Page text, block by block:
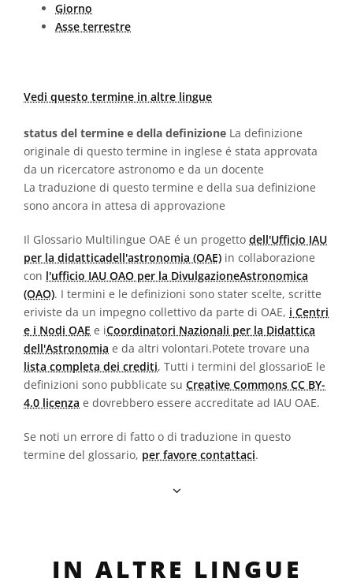
Giorno
Asse terrestre
Vedi questo termine in altre lingue
status del termine e della definizione La definizione
originale di questo termine in inglese é stata approvata
da un ricercatore astronomo e da un docente
La traduzione di questo termine e della sua definizione
sono ancora in attesa di approvazione
Il Glossario Multilingue OAE é un progetto dell'Ufficio IAU
per la didatticadell'astronomia (OAE) in collaborazione
con l'ufficio IAU OAO per la DivulgazioneAstronomica
(OAO). I termini e le definizioni sono stater scelte, scritte
eriviste da un impegno collettivo da parte di OAE, i Centri
e i Nodi OAE e iCoordinatori Nazionali per la Didattica
dell'Astronomia e da altri volontari.Potete trovare una
lista completa dei crediti, Tutti i termini del glossarioE le
definizioni sono pubblicate su Creative Commons CC BY-
4.0 licenza e dovrebbero essere accreditate ad IAU OAE.
Se noti un errore di fatto o di traduzione in questo
termine del glossario, per favore contattaci.
IN ALTRE LINGUE